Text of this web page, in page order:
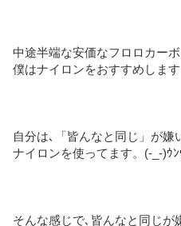
中途半端な安価なフロロカー
僕はナイロンをおすすめします
自分は､「皆んなと同じ」が嫌
ナイロンを使ってます。(-_-)ｳ
そんな感じで､皆んなと同じが